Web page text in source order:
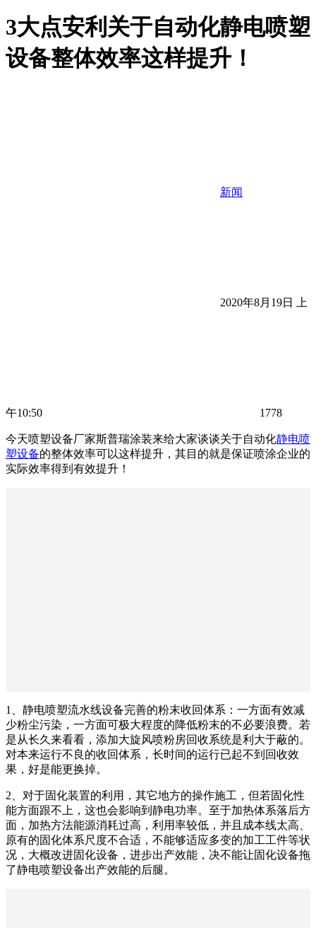
3大点安利关于自动化静电喷塑
设备整体效率这样提升！
新闻
2020年8月19日 上
午10:50 1778
今天喷塑设备厂家斯普瑞涂装来给大家谈谈关于自动化静电喷
塑设备的整体效率可以这样提升，其目的就是保证喷涂企业的
实际效率得到有效提升！
1、静电喷塑流水线设备完善的粉末收回体系：一方面有效减
少粉尘污染，一方面可极大程度的降低粉末的不必要浪费。若
是从长久来看看，添加大旋风喷粉房回收系统是利大于蔽的。
对本来运行不良的收回体系，长时间的运行已起不到回收效
果，好是能更换掉。
2、对于固化装置的利用，其它地方的操作施工，但若固化性
能方面跟不上，这也会影响到静电功率。至于加热体系落后方
面，加热方法能源消耗过高，利用率较低，并且成本线太高、
原有的固化体系尺度不合适，不能够适应多变的加工工件等状
况，大概改进固化设备，进步出产效能，决不能让固化设备拖
了静电喷塑设备出产效能的后腿。